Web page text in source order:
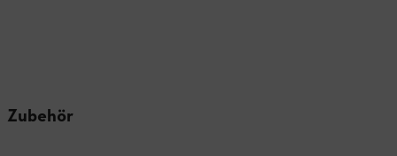
Zubehör